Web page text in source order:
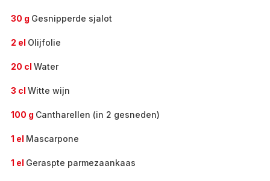
30 g Gesnipperde sjalot
2 el Olijfolie
20 cl Water
3 cl Witte wijn
100 g Cantharellen (in 2 gesneden)
1 el Mascarpone
1 el Geraspte parmezaankaas